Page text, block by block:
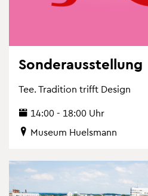
Son­der­aus­stel­lung
Tee. Tra­di­ti­on trifft De­sign
14:00 - 18:00 Uhr
Mu­se­um Hu­els­mann